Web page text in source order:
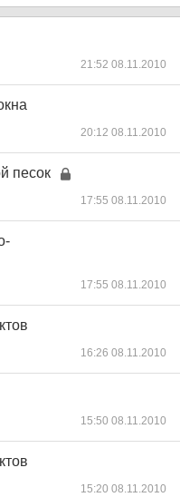
21:52 08.11.2010
20:12 08.11.2010
песок
17:55 08.11.2010
17:55 08.11.2010
16:26 08.11.2010
15:50 08.11.2010
15:20 08.11.2010